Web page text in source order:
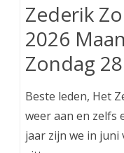
Zederik
2026
Zondag
Beste leden, Het
weer aan en zelfs
jaar zijn we in